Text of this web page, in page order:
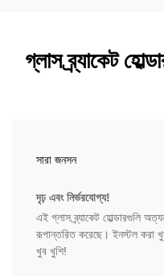
গ্লাস ব্র্যাকেট
সারা জনসন
দৃঢ় এবং নির্ভরযোগ্য!
এই গ্লাস ব্র্যাকেট হোল্ডারগুলি
রূপান্তরিত করেছে। ইনস্টল করা
খুব খুশি!